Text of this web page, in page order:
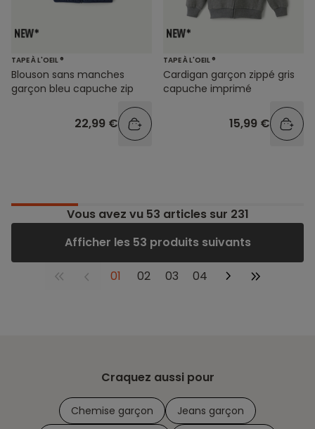
TAPE À L'OEIL ®
Blouson sans manches
garçon bleu capuche zip
22,99 €
TAPE À L'OEIL ®
Cardigan garçon zippé gris
capuche imprimé
15,99 €
Vous avez vu 53 articles sur 231
Afficher les 53 produits suivants
01 02 03 04
Craquez aussi pour
Chemise garçon
Jeans garçon